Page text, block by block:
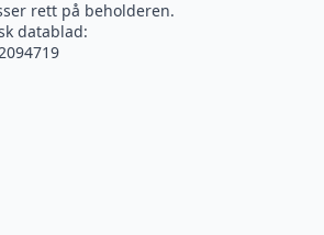
rett på beholderen.
datablad: